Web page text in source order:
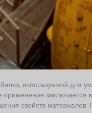
используемой для
применение
свойств